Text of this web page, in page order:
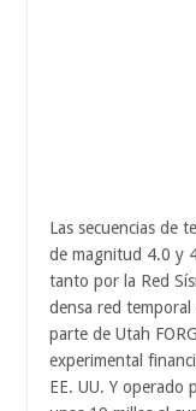
Las secuencias de
de magnitud 4.0 y
tanto por la Red
densa red temporal
parte de Utah
experimental
EE. UU. Y operado